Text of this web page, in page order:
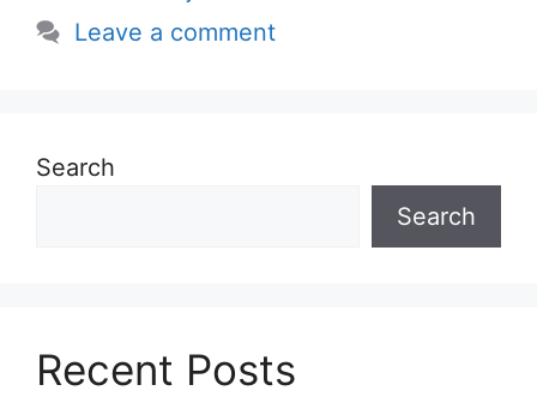
Leave a comment
Search
Search
Recent Posts